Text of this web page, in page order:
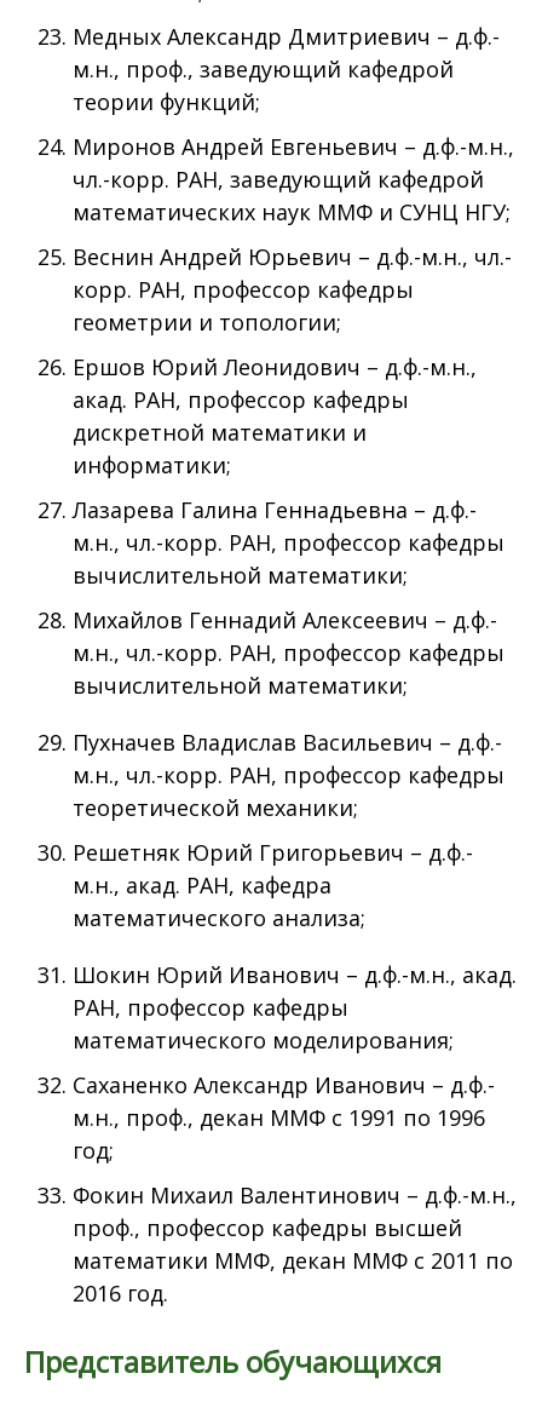
Медных Александр Дмитриевич – д.ф.-
м.н., проф., заведующий кафедрой
теории функций;
Миронов Андрей Евгеньевич – д.ф.-м.н.,
чл.-корр. РАН, заведующий кафедрой
математических наук ММФ и СУНЦ НГУ;
Веснин Андрей Юрьевич – д.ф.-м.н., чл.-
корр. РАН, профессор кафедры
геометрии и топологии;
Ершов Юрий Леонидович – д.ф.-м.н.,
акад. РАН, профессор кафедры
дискретной математики и
информатики;
Лазарева Галина Геннадьевна – д.ф.-
м.н., чл.-корр. РАН, профессор кафедры
вычислительной математики;
Михайлов Геннадий Алексеевич – д.ф.-
м.н., чл.-корр. РАН, профессор кафедры
вычислительной математики;
Пухначев Владислав Васильевич – д.ф.-
м.н., чл.-корр. РАН, профессор кафедры
теоретической механики;
Решетняк Юрий Григорьевич – д.ф.-
м.н., акад. РАН, кафедра
математического анализа;
Шокин Юрий Иванович – д.ф.-м.н., акад.
РАН, профессор кафедры
математического моделирования;
Саханенко Александр Иванович – д.ф.-
м.н., проф., декан ММФ с 1991 по 1996
год;
Фокин Михаил Валентинович – д.ф.-м.н.,
проф., профессор кафедры высшей
математики ММФ, декан ММФ с 2011 по
2016 год.
Представитель обучающихся